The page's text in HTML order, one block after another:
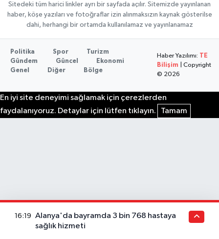
Sitedeki tüm harici linkler ayrı bir sayfada açılır. Sitemizde yayınlanan
haber, köşe yazıları ve fotoğraflar izin alınmaksızın kaynak gösterilse
dahi, herhangi bir ortamda kullanılamaz ve yayınlanamaz
Politika Spor
Turizm
Gündem
Güncel
Ekonomi
Genel
Diğer Bölge
Haber Yazılımı: TE
Bilişim | Copyright
© 2026
En iyi site deneyimi sağlamak için çerezlerden
faydalanıyoruz. Detaylar için lütfen tıklayın.
Tamam
16:19
Alanya'da bayramda 3 bin 768 hastaya
sağlık hizmeti